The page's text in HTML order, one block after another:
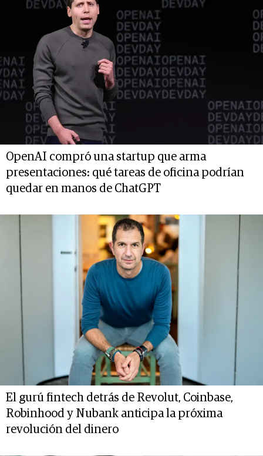
OpenAI compró una startup que arma
presentaciones: qué tareas de oficina podrían
quedar en manos de ChatGPT
El gurú fintech detrás de Revolut, Coinbase,
Robinhood y Nubank anticipa la próxima
revolución del dinero